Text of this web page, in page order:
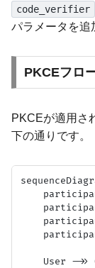
code_verifier
パラメータを追
PKCEフロ
PKCEが適用さ
下の通りです。
User ->>